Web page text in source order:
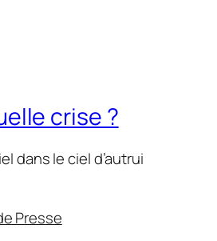
crise ?
dans le ciel d’autrui
Presse